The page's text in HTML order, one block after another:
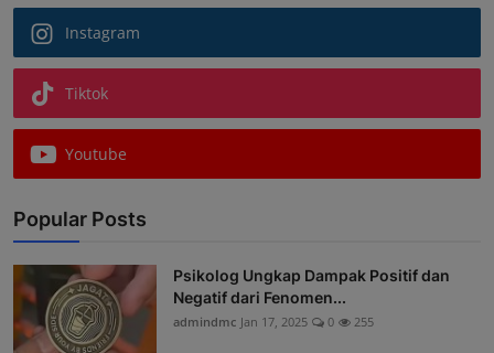
Instagram
Tiktok
Youtube
Popular Posts
Psikolog Ungkap Dampak Positif dan
Negatif dari Fenomen...
admindmc Jan 17, 2025 0 255